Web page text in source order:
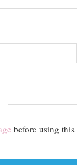
before using this